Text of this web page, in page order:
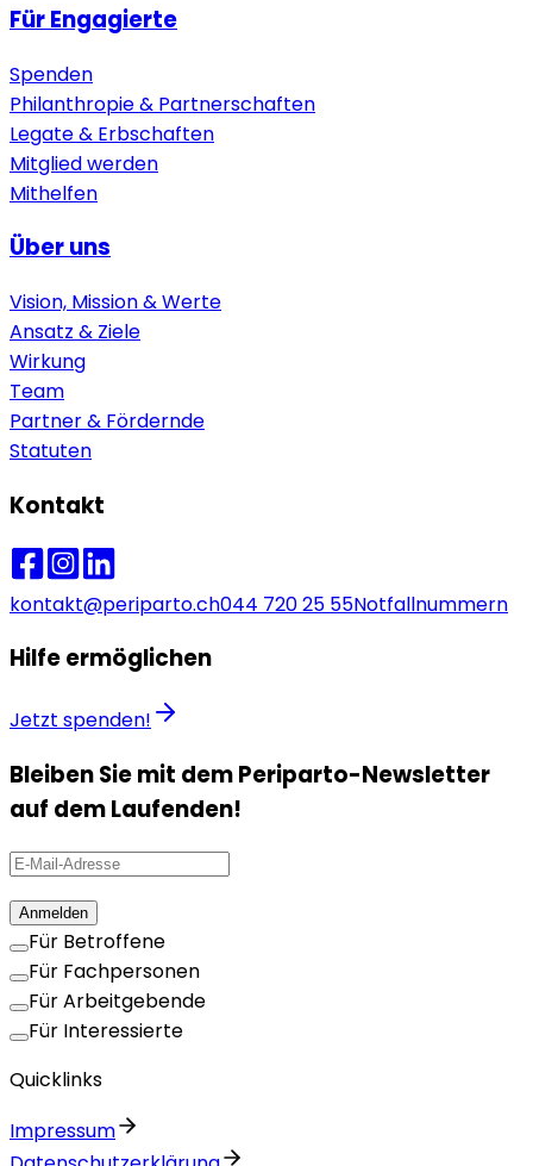
Für Engagierte
Spenden
Philanthropie & Partnerschaften
Legate & Erbschaften
Mitglied werden
Mithelfen
Über uns
Vision, Mission & Werte
Ansatz & Ziele
Wirkung
Team
Partner & Fördernde
Statuten
Kontakt
kontakt@periparto.ch044 720 25 55Notfallnummern
Hilfe ermöglichen
Jetzt spenden!
Bleiben Sie mit dem Periparto-Newsletter
auf dem Laufenden!
Anmelden
Für Betroffene
Für Fachpersonen
Für Arbeitgebende
Für Interessierte
Quicklinks
Impressum